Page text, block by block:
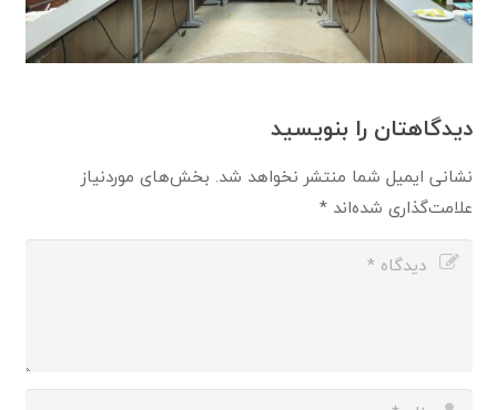
دیدگاهتان را بنویسید
نشانی ایمیل شما منتشر نخواهد شد. بخش‌های موردنیاز
علامت‌گذاری شده‌اند*